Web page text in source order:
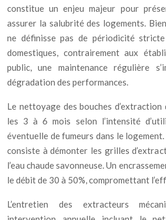
constitue un enjeu majeur pour
assurer la salubrité des logements.
ne définisse pas de périodicité
domestiques, contrairement aux
public, une maintenance régulière
dégradation des performances.
Le nettoyage des bouches
les 3 à 6 mois selon l’intensité
éventuelle de fumeurs dans le
consiste à démonter les grilles
l’eau chaude savonneuse. Un
le débit de 30 à 50%, compromettant
L’entretien des extracteurs